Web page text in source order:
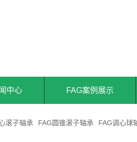
中心 FAG案例展示
滚子轴承 FAG圆锥滚子轴承 FAG调心球